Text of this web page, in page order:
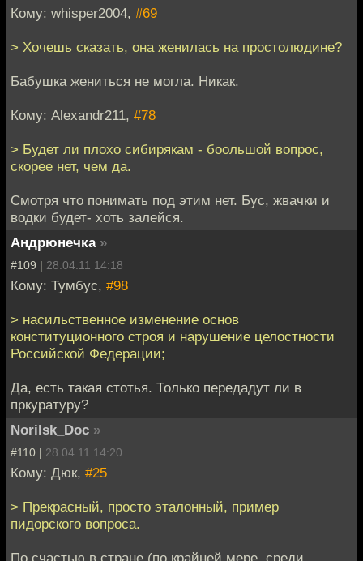
Кому: whisper2004, #69
> Хочешь сказать, она женилась на простолюдине?
Бабушка жениться не могла. Никак.
Кому: Alexandr211, #78
> Будет ли плохо сибирякам - боольшой вопрос,
скорее нет, чем да.
Смотря что понимать под этим нет. Бус, жвачки и
водки будет- хоть залейся.
Андрюнечка »
#109 | 28.04.11 14:18
Кому: Тумбус, #98
> насильственное изменение основ
конституционного строя и нарушение целостности
Российской Федерации;
Да, есть такая стотья. Только передадут ли в
пркуратуру?
Norilsk_Doc »
#110 | 28.04.11 14:20
Кому: Дюк, #25
> Прекрасный, просто эталонный, пример
пидорского вопроса.
По счастью в стране (по крайней мере, среди